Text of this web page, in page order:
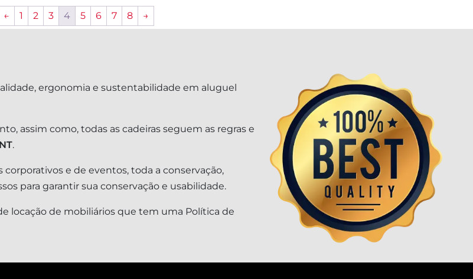
← 1 2 3 4 5 6 7 8 →
ergonomia e sustentabilidade em aluguel
assim como, todas as cadeiras seguem as regras e
.
e de eventos, toda a conservação,
para garantir sua conservação e usabilidade.
locação de mobiliários que tem uma Política de